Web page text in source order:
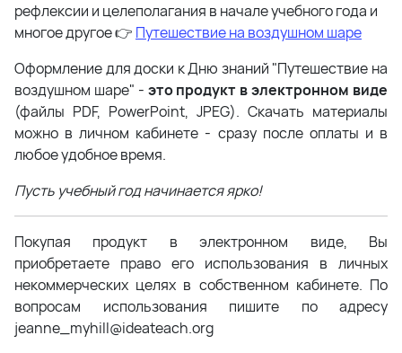
рефлексии и целеполагания в начале учебного года и
многое другое 👉 Путешествие на воздушном шаре
Оформление для доски к Дню знаний "Путешествие на
воздушном шаре" - это продукт в электронном виде
(файлы PDF, PowerPoint, JPEG). Скачать материалы
можно в личном кабинете - сразу после оплаты и в
любое удобное время.
Пусть учебный год начинается ярко!
Покупая продукт в электронном виде, Вы
приобретаете право его использования в личных
некоммерческих целях в собственном кабинете. По
вопросам использования пишите по адресу
jeanne_myhill@ideateach.org